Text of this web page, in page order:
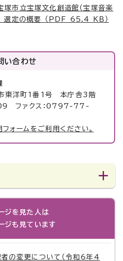
市立宝塚文化創造館（宝塚音楽
選定の概要 （PDF 65.4 KB）
い合わせ
洋町1番1号 本庁舎3階
ファクス：0797-77-
ォームをご利用ください。
ジを見た人は
ジも見ています
の変更について（令和6年4